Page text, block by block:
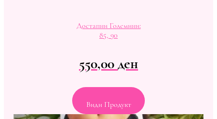
Достапни Големини:
85, 90
550,00ден
Види Продукт